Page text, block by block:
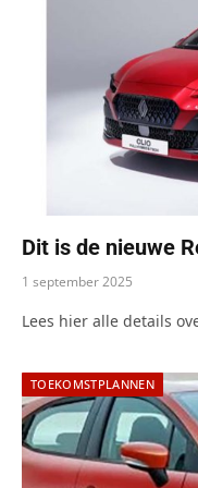
Dit is de nieuwe
1 september 2025
Lees hier alle details
TOEKOMSTPLANNEN